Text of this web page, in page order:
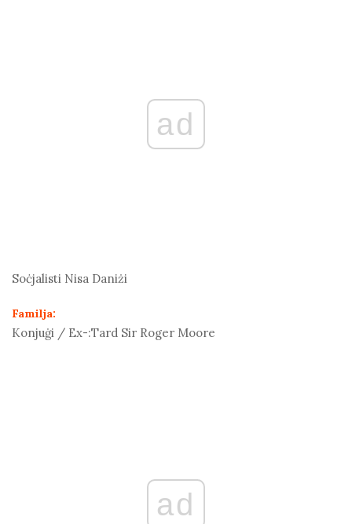
ad
Soċjalisti Nisa Daniżi
Familja:
Konjuġi / Ex-:Tard Sir Roger Moore
ad